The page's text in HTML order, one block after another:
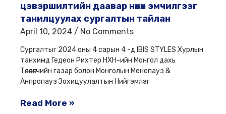
цэвэршилтийн даавар нөхөх эмчилгээг
танилцуулах сургалтын тайлан
April 10, 2024 No Comments
Сургалтыг 2024 оны 4 сарын 4 -д IBIS STYLES Хурлын
танхимд Гедеон Рихтер НХН-ийн Монгол дахь
Төлөөлөгчийн газар болон Монголын Менопауз &
Анпропауз Зохицуулалтын Нийгэмлэг
Read More »